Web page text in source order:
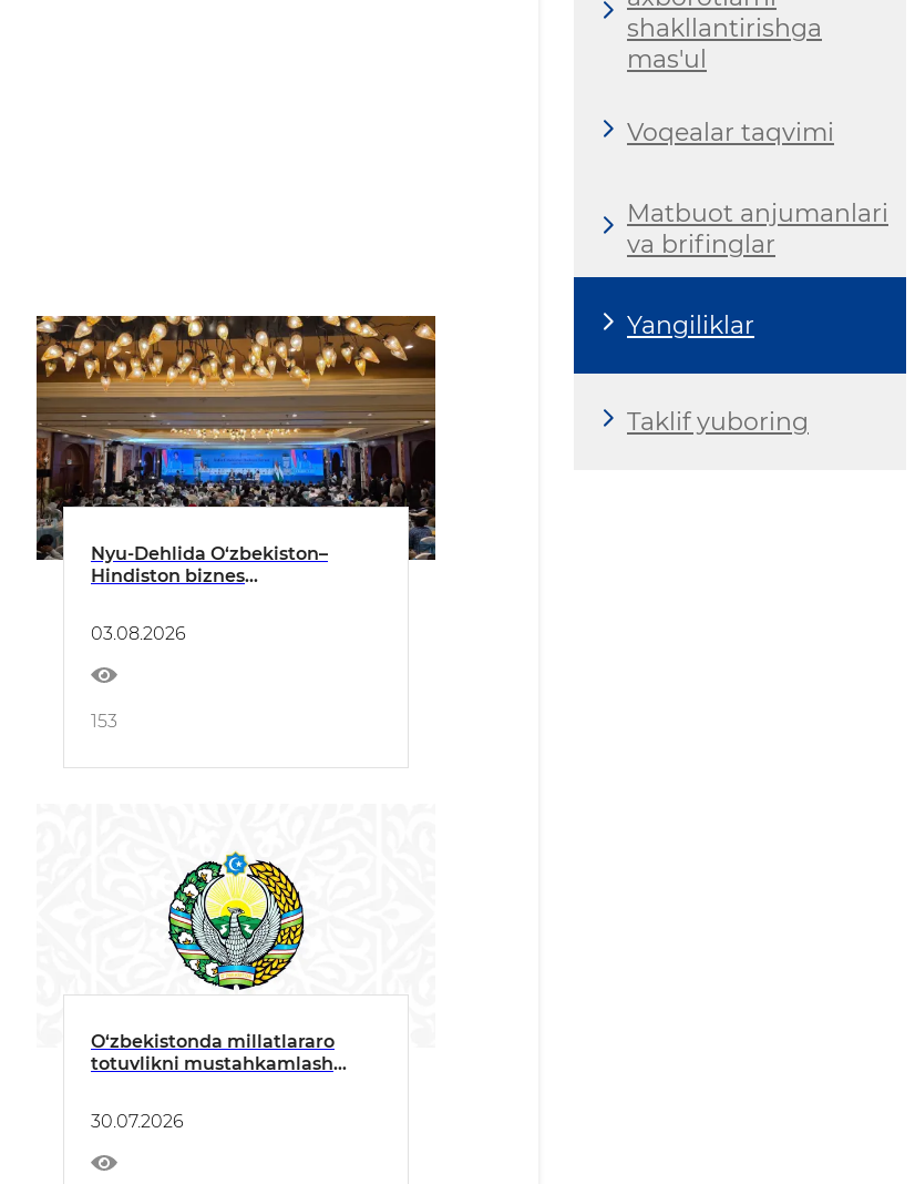
Nyu-Dehlida O‘zbekiston–
Hindiston biznes
03.08.2026
153
O‘zbekistonda millatlararo
totuvlikni mustahkamlash
30.07.2026
shakllantirishga
mas'ul
Voqealar taqvimi
Matbuot anjumanlari
va brifinglar
Yangiliklar
Taklif yuboring